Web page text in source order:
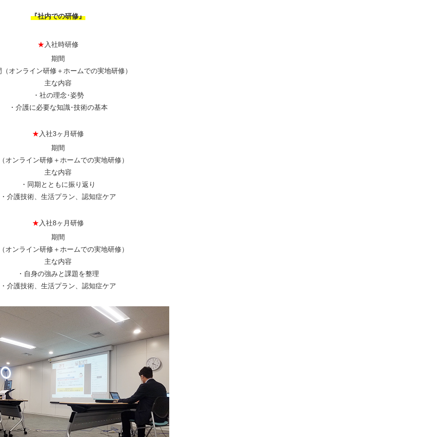
『社内での研修』
★ 入社時研修
期間
オンライン研修＋ホームでの実地研修）
主な内容
・社の理念･姿勢
・介護に必要な知識･技術の基本
★ 入社3ヶ月研修
期間
オンライン研修＋ホームでの実地研修）
主な内容
・同期とともに振り返り
・介護技術、生活プラン、認知症ケア
★ 入社8ヶ月研修
期間
オンライン研修＋ホームでの実地研修）
主な内容
・自身の強みと課題を整理
・介護技術、生活プラン、認知症ケア